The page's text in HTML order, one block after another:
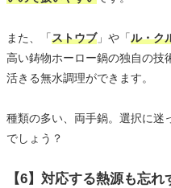
また、「ストウブ」や「ル・ク
高い鋳物ホーロー鍋の独自の技
活きる無水調理ができます。
種類の多い、両手鍋。選択に迷
でしょう？
【6】対応する熱源も忘れ